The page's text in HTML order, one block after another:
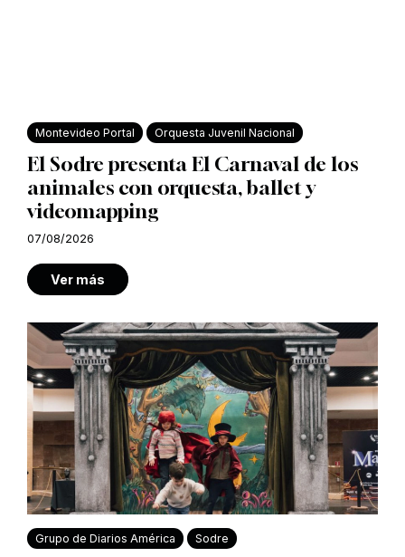
Montevideo Portal Orquesta Juvenil Nacional
El Sodre presenta El Carnaval de los
animales con orquesta, ballet y
videomapping
07/08/2026
Ver más
Grupo de Diarios América Sodre